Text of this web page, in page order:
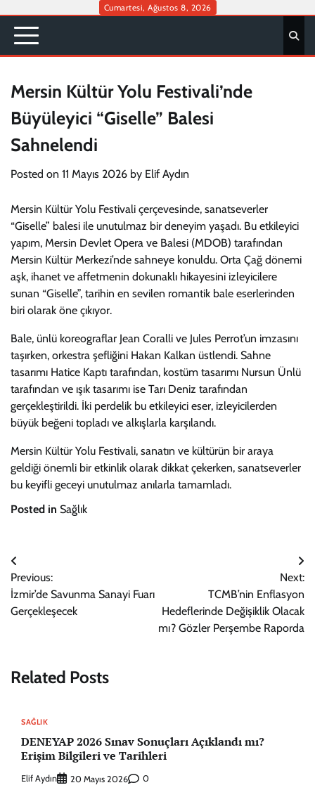
content
Cumartesi, Ağustos 8, 2026
Mersin Kültür Yolu Festivali’nde
Büyüleyici “Giselle” Balesi
Sahnelendi
Posted on 11 Mayıs 2026 by Elif Aydın
Mersin Kültür Yolu Festivali çerçevesinde, sanatseverler
“Giselle” balesi ile unutulmaz bir deneyim yaşadı. Bu etkileyici
yapım, Mersin Devlet Opera ve Balesi (MDOB) tarafından
Mersin Kültür Merkezi’nde sahneye konuldu. Orta Çağ dönemi
aşk, ihanet ve affetmenin dokunaklı hikayesini izleyicilere
sunan “Giselle”, tarihin en sevilen romantik bale eserlerinden
biri olarak öne çıkıyor.
Bale, ünlü koreograflar Jean Coralli ve Jules Perrot’un imzasını
taşırken, orkestra şefliğini Hakan Kalkan üstlendi. Sahne
tasarımı Hatice Kaptı tarafından, kostüm tasarımı Nursun Ünlü
tarafından ve ışık tasarımı ise Tarı Deniz tarafından
gerçekleştirildi. İki perdelik bu etkileyici eser, izleyicilerden
büyük beğeni topladı ve alkışlarla karşılandı.
Mersin Kültür Yolu Festivali, sanatın ve kültürün bir araya
geldiği önemli bir etkinlik olarak dikkat çekerken, sanatseverler
bu keyifli geceyi unutulmaz anılarla tamamladı.
Posted in Sağlık
Yazı
gezinmesi
Previous:
İzmir’de Savunma Sanayi Fuarı
Gerçekleşecek
Next:
TCMB’nin Enflasyon
Hedeflerinde Değişiklik Olacak
mı? Gözler Perşembe Raporda
Related Posts
SAĞLIK
DENEYAP 2026 Sınav Sonuçları Açıklandı mı?
Erişim Bilgileri ve Tarihleri
Elif Aydın 20 Mayıs 2026 0